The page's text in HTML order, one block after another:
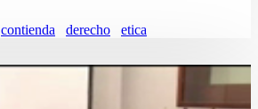
contienda derecho etica